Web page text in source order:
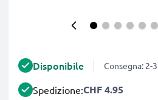
Disponibile Consegna: 2-
Spedizione:CHF 4.95